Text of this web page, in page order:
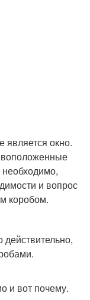
окно.
необходимо,
и вопрос
коробом.
действительно,
и вот почему.